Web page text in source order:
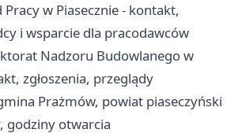
w Piasecznie - kontakt,
i wsparcie dla pracodawców
Nadzoru Budowlanego w
zgłoszenia, przeglądy
Prażmów, powiat piaseczyński
godziny otwarcia